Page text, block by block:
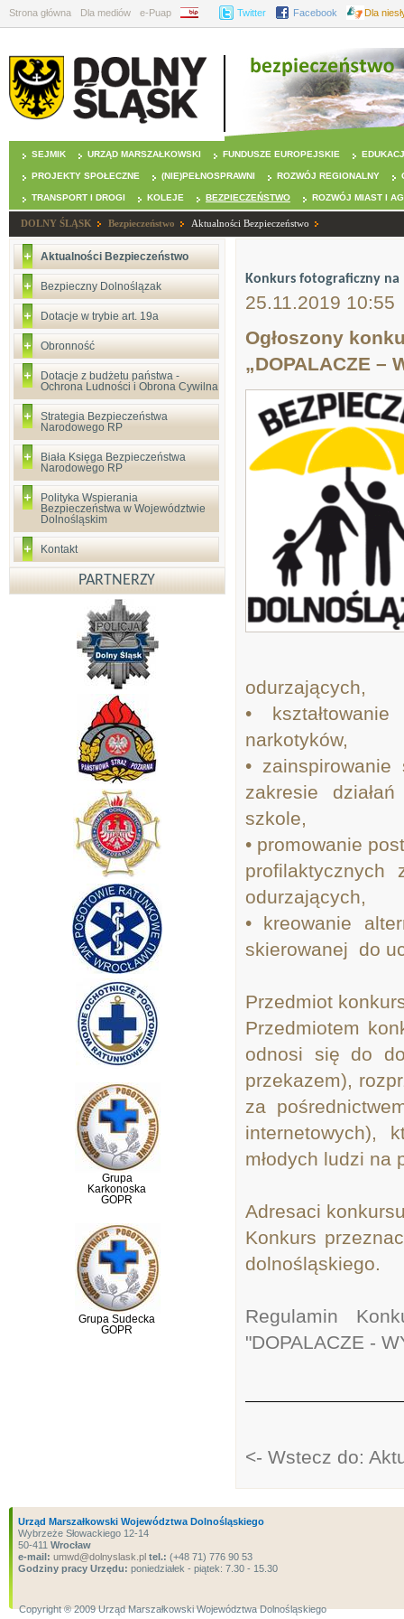
Strona główna Dla mediów e-Puap BIP Twitter Facebook Dla
SEJMIK URZĄD MARSZAŁKOWSKI FUNDUSZE EUROPEJSKIE
PROJEKTY SPOŁECZNE (NIE)PEŁNOSPRAWNI ROZWÓJ REGIONALNY
TRANSPORT I DROGI KOLEJE BEZPIECZEŃSTWO ROZWÓJ MIAST I
DOLNY ŚLĄSK Bezpieczeństwo Aktualności Bezpieczeństwo
Aktualności Bezpieczeństwo
Bezpieczny Dolnoślązak
Dotacje w trybie art. 19a
Obronność
Dotacje z budżetu państwa -
Ochrona Ludności i Obrona Cywilna
Strategia Bezpieczeństwa
Narodowego RP
Biała Księga Bezpieczeństwa
Narodowego RP
Polityka Wspierania
Bezpieczeństwa w Województwie
Dolnośląskim
Kontakt
PARTNERZY
Grupa
Karkonoska
GOPR
Grupa Sudecka
GOPR
Konkurs fotograficzny
25.11.2019 10:55
Ogłoszony
„DOPALACZE –
odurzających,
•
narkotyków,
•
zakresie
szkole,
• promowanie
profilaktycznych
odurzających,
• kreowanie
skierowanej do
Przedmiot
Przedmiotem
odnosi się do
przekazem),
za
internetowych),
młodych ludzi
Adresaci
Konkurs
dolnośląskiego.
Regulamin
"DOPALACZE -
<- Wstecz do:
Urząd Marszałkowski Województwa Dolnośląskiego
Wybrzeże Słowackiego 12-14
50-411 Wrocław
e-mail: umwd@dolnyslask.pl tel.: (+48 71) 776 90 53
Godziny pracy Urzędu: poniedziałek - piątek: 7.30 - 15.30
Copyright ® 2009 Urząd Marszałkowski Województwa Dolnośląskiego